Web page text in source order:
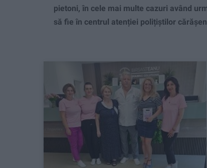
pietoni, în cele mai multe cazuri având
să fie în centrul atenției polițiștilor